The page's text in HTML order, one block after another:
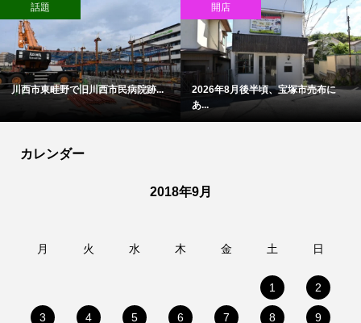
話題
川西市東畦野で旧川西市民病院跡...
開店
2026年8月後半頃、宝塚市売布に
あ...
カレンダー
2018年9月
月 火 水 木 金 土 日
1 2
3 4 5 6 7 8
9